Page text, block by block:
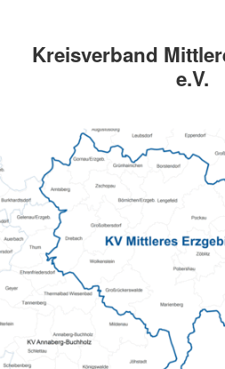
Kreisverband
e.V.